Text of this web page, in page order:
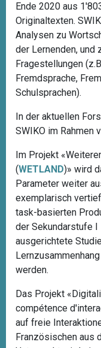
Ende 2020 aus
Originaltexten.
Analysen zu
der Lernenden, und
Fragestellungen
Fremdsprache,
Schulsprachen).
In der aktuellen
SWIKO im Rahmen
Im Projekt «
(WETLAND)» wird
Parameter weiter
exemplarisch
task-basierten
der Sekundarstufe
ausgerichtete
werden.
Das Projekt «
compétence
auf freie
Französischen aus